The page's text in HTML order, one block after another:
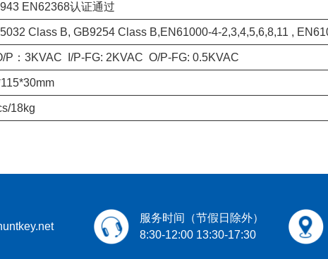
EN62368认证通过
Class B, GB9254 Class B,EN61000-4-2,3,4,5,6,8,11 ,
P：3KVAC I/P-FG: 2KVAC O/P-FG: 0.5KVAC
18kg
服务时间（节假日除外）
8:30-12:00 13:30-17:30